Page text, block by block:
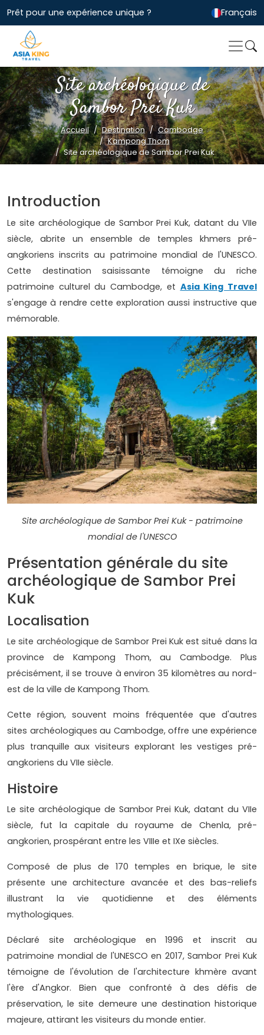
Prêt pour une expérience unique ? Français
Site archéologique de
Sambor Prei Kuk
Accueil Destination
Cambodge
Kampong Thom
Site archéologique de Sambor Prei Kuk
Introduction
Le site archéologique de Sambor Prei Kuk, datant du VIIe
siècle, abrite un ensemble de temples khmers pré-
angkoriens inscrits au patrimoine mondial de l'UNESCO.
Cette destination saisissante témoigne du riche
patrimoine culturel du Cambodge, et Asia King Travel
s'engage à rendre cette exploration aussi instructive que
mémorable.
Site archéologique de Sambor Prei Kuk - patrimoine
mondial de l'UNESCO
Présentation générale du site
archéologique de Sambor Prei
Kuk
Localisation
Le site archéologique de Sambor Prei Kuk est situé dans la
province de Kampong Thom, au Cambodge. Plus
précisément, il se trouve à environ 35 kilomètres au nord-
est de la ville de Kampong Thom.
Cette région, souvent moins fréquentée que d'autres
sites archéologiques au Cambodge, offre une expérience
plus tranquille aux visiteurs explorant les vestiges pré-
angkoriens du VIIe siècle.
Histoire
Le site archéologique de Sambor Prei Kuk, datant du VIIe
siècle, fut la capitale du royaume de Chenla, pré-
angkorien, prospérant entre les VIIIe et IXe siècles.
Composé de plus de 170 temples en brique, le site
présente une architecture avancée et des bas-reliefs
illustrant la vie quotidienne et des éléments
mythologiques.
Déclaré site archéologique en 1996 et inscrit au
patrimoine mondial de l'UNESCO en 2017, Sambor Prei Kuk
témoigne de l'évolution de l'architecture khmère avant
l'ère d'Angkor. Bien que confronté à des défis de
préservation, le site demeure une destination historique
majeure, attirant les visiteurs du monde entier.